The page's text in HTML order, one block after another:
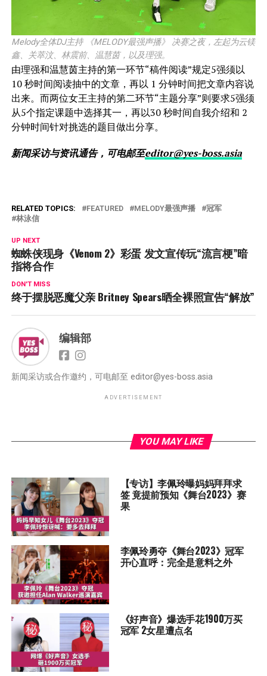
Melody全体DJ主持 《MELODY最强声播》 决赛之夜，左起为云镁
鑫、关萃汶、林震前、温慧茵，以及理强。
由理强和温慧茵主持的第一环节“稿件阅读”规定5强须以
10 秒时间阅读抽中的文章，再以 1 分钟时间把文章内容说
出来。而两位女王主持的第二环节“主题分享”则要求5强须
从5个指定课题中选择其一，再以30 秒时间自我介绍和 2
分钟时间针对挑选的题目做出分享。
新闻采访与资讯通告，可电邮至editor@yes-boss.asia
RELATED TOPICS: FEATURED MELODY最强声播
冠军
林泳信
UP NEXT
蜘蛛侠现身《Venom 2》彩蛋 发文宣传玩“流言梗”暗
指将合作
DON'T MISS
终于摆脱恶魔父亲 Britney Spears晒全裸照宣告“解放”
编辑部
新闻采访或合作邀约，可电邮至 editor@yes-boss.asia
ADVERTISEMENT
YOU MAY LIKE
【专访】李佩玲曝妈妈拜拜求
签 竟提前预知《舞台2023》赛
果
李佩玲勇夺《舞台2023》冠军
开心直呼：完全是意料之外
《好声音》爆选手花1900万买
冠军 2女星遭点名